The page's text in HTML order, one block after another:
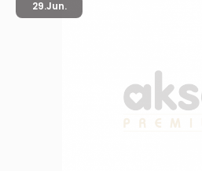
29.Jun.